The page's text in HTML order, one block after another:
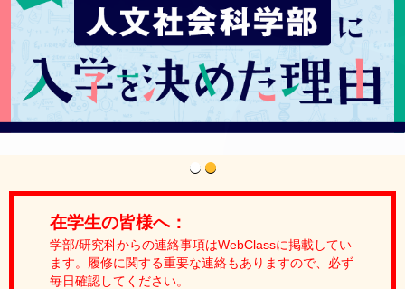
在学生の皆様へ：
学部/研究科からの連絡事項はWebClassに掲載してい
ます。履修に関する重要な連絡もありますので、必ず
毎日確認してください。